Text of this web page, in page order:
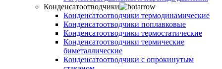
Конденсатоотводчики
Конденсатоотводчики термодинамические
Конденсатоотводчики поплавковые
Конденсатоотводчики термостатические
Конденсатоотводчики термические
биметаллические
Конденсатоотводчики с опрокинутым